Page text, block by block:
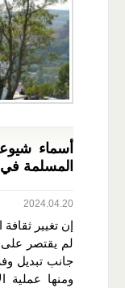
أسماء
المسلمة في
2024.04.20
إن تغيير
لم يقتصر على
جانب تبديل
ومنها عملية